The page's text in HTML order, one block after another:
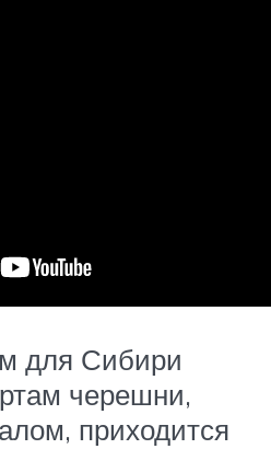
для Сибири
черешни,
приходится